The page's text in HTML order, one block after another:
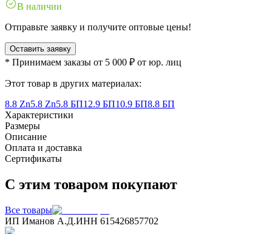
В наличии
Отправьте заявку и получите оптовые цены!
Оставить заявку
* Принимаем заказы от 5 000 ₽ от юр. лиц
Этот товар в других материалах:
8.8 Zn5.8 Zn5.8 БП12.9 БП10.9 БП8.8 БП
Характеристики
Размеры
Описание
Оплата и доставка
Сертификаты
С этим товаром покупают
Все товары
ИП Иманов А.Д.ИНН 615426857702